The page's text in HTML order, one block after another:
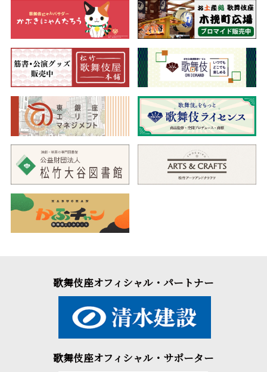
歌舞伎座オフィシャル・パートナー
歌舞伎座オフィシャル・サポーター